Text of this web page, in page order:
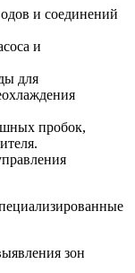
и соединений
и
для
пробок,
зон